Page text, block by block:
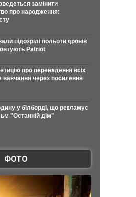
замінити
про народження:
підозрілі польоти дронів
Patriot
про переведення всіх
навчання через посилення
у білборді, що рекламує
"Останній дім"
ФОТО